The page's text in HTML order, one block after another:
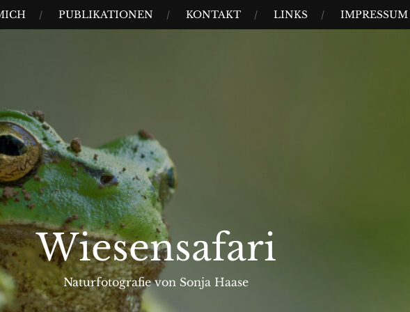
PUBLIKATIONEN KONTAKT LINKS IMPRESSUM
Wiesensafari
Naturfotografie von Sonja Haase